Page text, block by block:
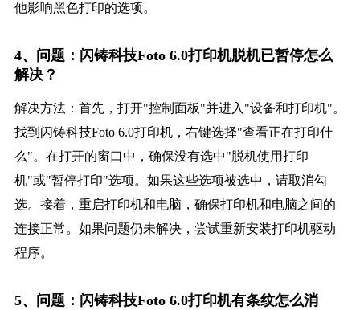
他影响黑色打印的选项。
4、问题：闪铸科技Foto 6.0打印机脱机已暂停怎么
解决？
解决方法：首先，打开"控制面板"并进入"设备和打印机"。
找到闪铸科技Foto 6.0打印机，右键选择"查看正在打印什
么"。在打开的窗口中，确保没有选中"脱机使用打印
机"或"暂停打印"选项。如果这些选项被选中，请取消勾
选。接着，重启打印机和电脑，确保打印机和电脑之间的
连接正常。如果问题仍未解决，尝试重新安装打印机驱动
程序。
5、问题：闪铸科技Foto 6.0打印机有条纹怎么消